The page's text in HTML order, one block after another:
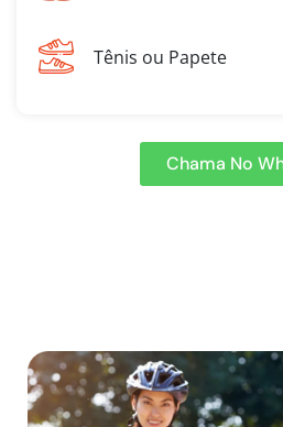
Tênis ou Papete
Chama No